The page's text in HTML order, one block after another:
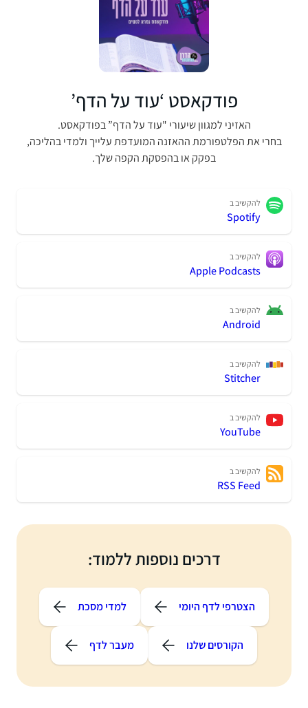
פודקאסט ‘עוד על הדף’
האזיני למגוון שיעורי "עוד על הדף” בפודקאסט.
בחרי את הפלטפורמת ההאזנה המועדפת עלייך ולמדי בהליכה,
בפקק או בהפסקת הקפה שלך.
להקשיב ב
Spotify
להקשיב ב
Apple Podcasts
להקשיב ב
Android
להקשיב ב
Stitcher
להקשיב ב
YouTube
להקשיב ב
RSS Feed
דרכים נוספות ללמוד:
הצטרפי לדף היומי למדי מסכת
הקורסים שלנו מעבר לדף